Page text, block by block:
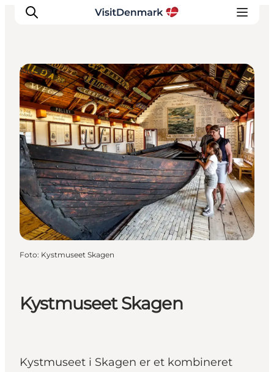
Inspiration
Destinationer
Oplevelser
Overnatning
Planlæg ferien
Kystmuseet Skagen
Kystmuseet i Skagen er et kombineret
Museer
Foto: Kystmuseet Skagen